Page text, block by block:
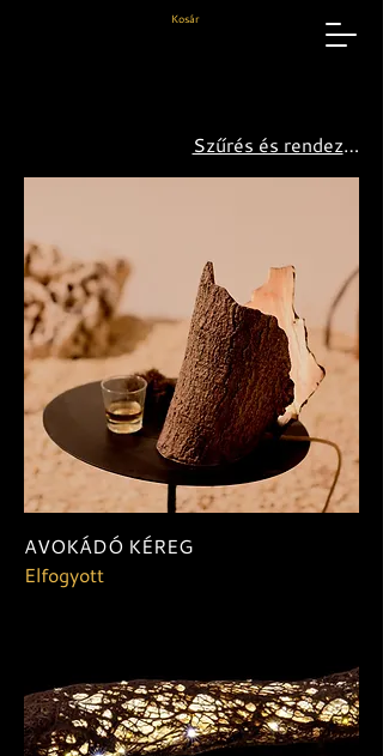
Kosár
Szűrés és rendezés
AVOKÁDÓ KÉREG
Elfogyott